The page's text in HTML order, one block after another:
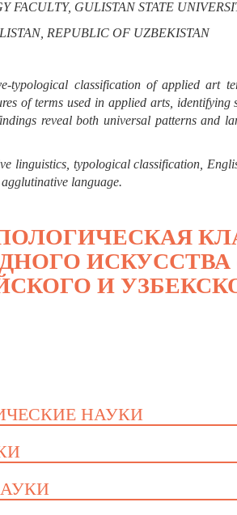
FACULTY, GULISTAN STATE
REPUBLIC OF UZBEKISTAN
typological classification of applied art
of terms used in applied arts, identifying
reveal both universal patterns and
linguistics, typological classification,
language.
ИСКУССТВА
И
НАУКИ